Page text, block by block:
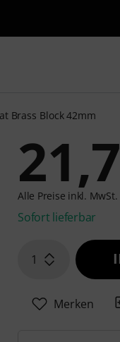
mit Suchwort
Brass Block 42mm
Alle Preise inkl. MwSt.
Sofort lieferbar
1
Merken